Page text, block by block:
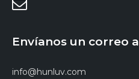
Envíanos un correo a
info@hunluv.com